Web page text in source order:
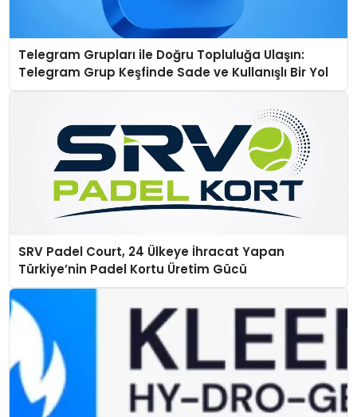
Telegram Grupları ile Doğru Topluluğa Ulaşın:
Telegram Grup Keşfinde Sade ve Kullanışlı Bir Yol
SRV Padel Court, 24 Ülkeye İhracat Yapan
Türkiye’nin Padel Kortu Üretim Gücü